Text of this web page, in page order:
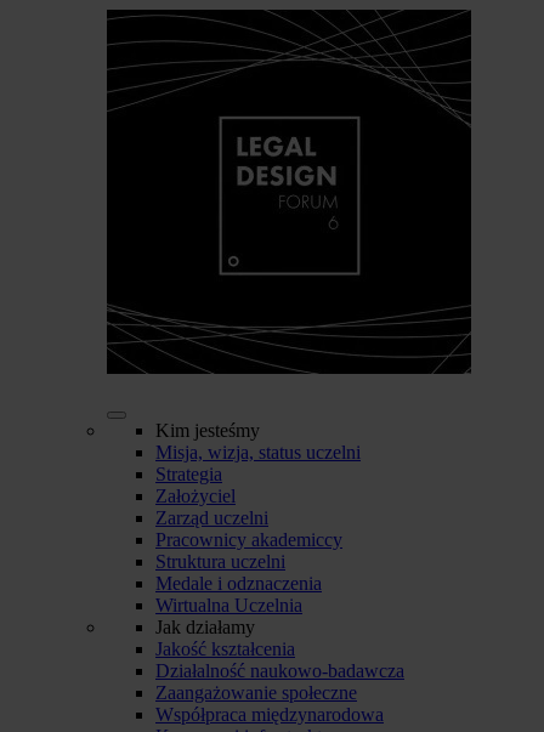
Kim jesteśmy
Misja, wizja, status uczelni
Strategia
Założyciel
Zarząd uczelni
Pracownicy akademiccy
Struktura uczelni
Medale i odznaczenia
Wirtualna Uczelnia
Jak działamy
Jakość kształcenia
Działalność naukowo-badawcza
Zaangażowanie społeczne
Współpraca międzynarodowa